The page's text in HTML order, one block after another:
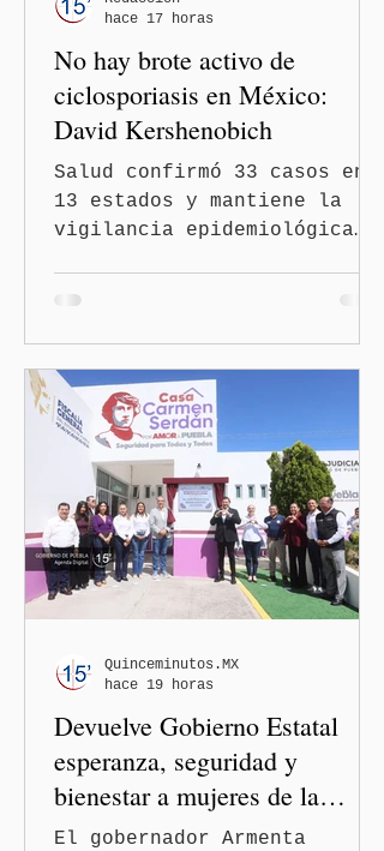
No hay brote activo de
ciclosporiasis en México:
David Kershenobich
Salud confirmó 33 casos en
13 estados y mantiene la
vigilancia epidemiológica
Kershenobich Stalnikowitz,
aseguró que en México no
existe un brote activo de
ciclosporiasis, luego de
los recientes reportes de
casos en Estados Unidos y
de viajeros del Reino Unido
que visitaron territorio
mexicano. A través de un
mensaje difundido en redes
informó que la Secretaría
de Salud activó de mane
hace 17 horas
Devuelve Gobierno Estatal
esperanza, seguridad y
bienestar a mujeres de la
periferia urbana
El gobernador Armenta
Quinceminutos.MX
hace 19 horas